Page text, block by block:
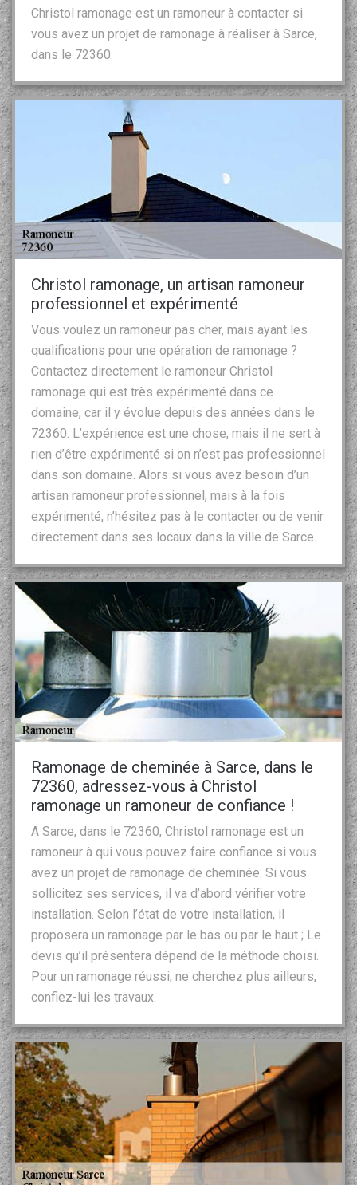
Christol ramonage est un ramoneur à contacter si
vous avez un projet de ramonage à réaliser à Sarce,
dans le 72360.
Christol ramonage, un artisan ramoneur
professionnel et expérimenté
Vous voulez un ramoneur pas cher, mais ayant les
qualifications pour une opération de ramonage ?
Contactez directement le ramoneur Christol
ramonage qui est très expérimenté dans ce
domaine, car il y évolue depuis des années dans le
72360. L’expérience est une chose, mais il ne sert à
rien d’être expérimenté si on n’est pas professionnel
dans son domaine. Alors si vous avez besoin d’un
artisan ramoneur professionnel, mais à la fois
expérimenté, n’hésitez pas à le contacter ou de venir
directement dans ses locaux dans la ville de Sarce.
Ramonage de cheminée à Sarce, dans le
72360, adressez-vous à Christol
ramonage un ramoneur de confiance !
A Sarce, dans le 72360, Christol ramonage est un
ramoneur à qui vous pouvez faire confiance si vous
avez un projet de ramonage de cheminée. Si vous
sollicitez ses services, il va d’abord vérifier votre
installation. Selon l’état de votre installation, il
proposera un ramonage par le bas ou par le haut ; Le
devis qu’il présentera dépend de la méthode choisi.
Pour un ramonage réussi, ne cherchez plus ailleurs,
confiez-lui les travaux.